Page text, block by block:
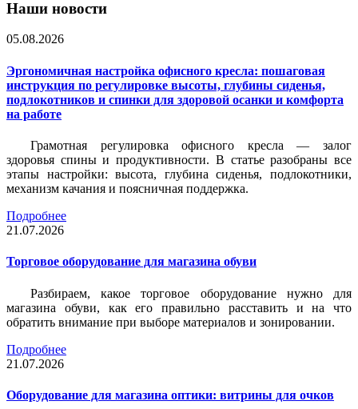
Наши новости
05.08.2026
Эргономичная настройка офисного кресла: пошаговая
инструкция по регулировке высоты, глубины сиденья,
подлокотников и спинки для здоровой осанки и комфорта
на работе
Грамотная регулировка офисного кресла — залог
здоровья спины и продуктивности. В статье разобраны все
этапы настройки: высота, глубина сиденья, подлокотники,
механизм качания и поясничная поддержка.
Подробнее
21.07.2026
Торговое оборудование для магазина обуви
Разбираем, какое торговое оборудование нужно для
магазина обуви, как его правильно расставить и на что
обратить внимание при выборе материалов и зонировании.
Подробнее
21.07.2026
Оборудование для магазина оптики: витрины для очков